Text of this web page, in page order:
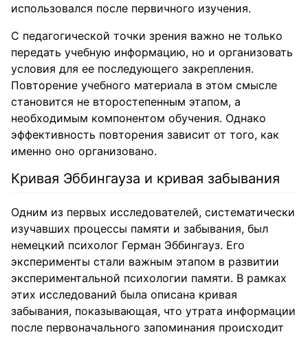
использовался после первичного изучения.
С педагогической точки зрения важно не только
передать учебную информацию, но и организовать
условия для ее последующего закрепления.
Повторение учебного материала в этом смысле
становится не второстепенным этапом, а
необходимым компонентом обучения. Однако
эффективность повторения зависит от того, как
именно оно организовано.
Кривая Эббингауза и кривая забывания
Одним из первых исследователей, систематически
изучавших процессы памяти и забывания, был
немецкий психолог Герман Эббингауз. Его
эксперименты стали важным этапом в развитии
экспериментальной психологии памяти. В рамках
этих исследований была описана кривая
забывания, показывающая, что утрата информации
после первоначального запоминания происходит